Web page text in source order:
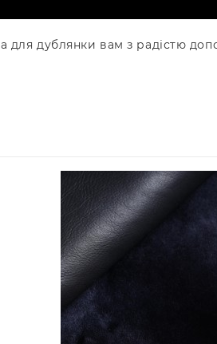
дублянки вам з радістю